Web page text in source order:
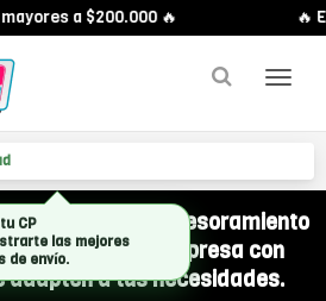
a $200.000 🔥 🔥
y recibí asesoramiento
equipar a tu empresa con
adapten a tus necesidades.